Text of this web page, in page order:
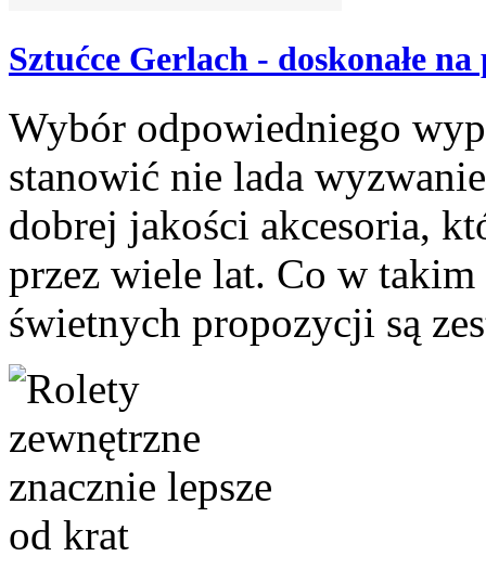
Sztućce Gerlach - doskonałe na
Wybór odpowiedniego
stanowić nie lada
dobrej jakości akcesoria,
przez wiele lat. Co w takim
świetnych propozycji są